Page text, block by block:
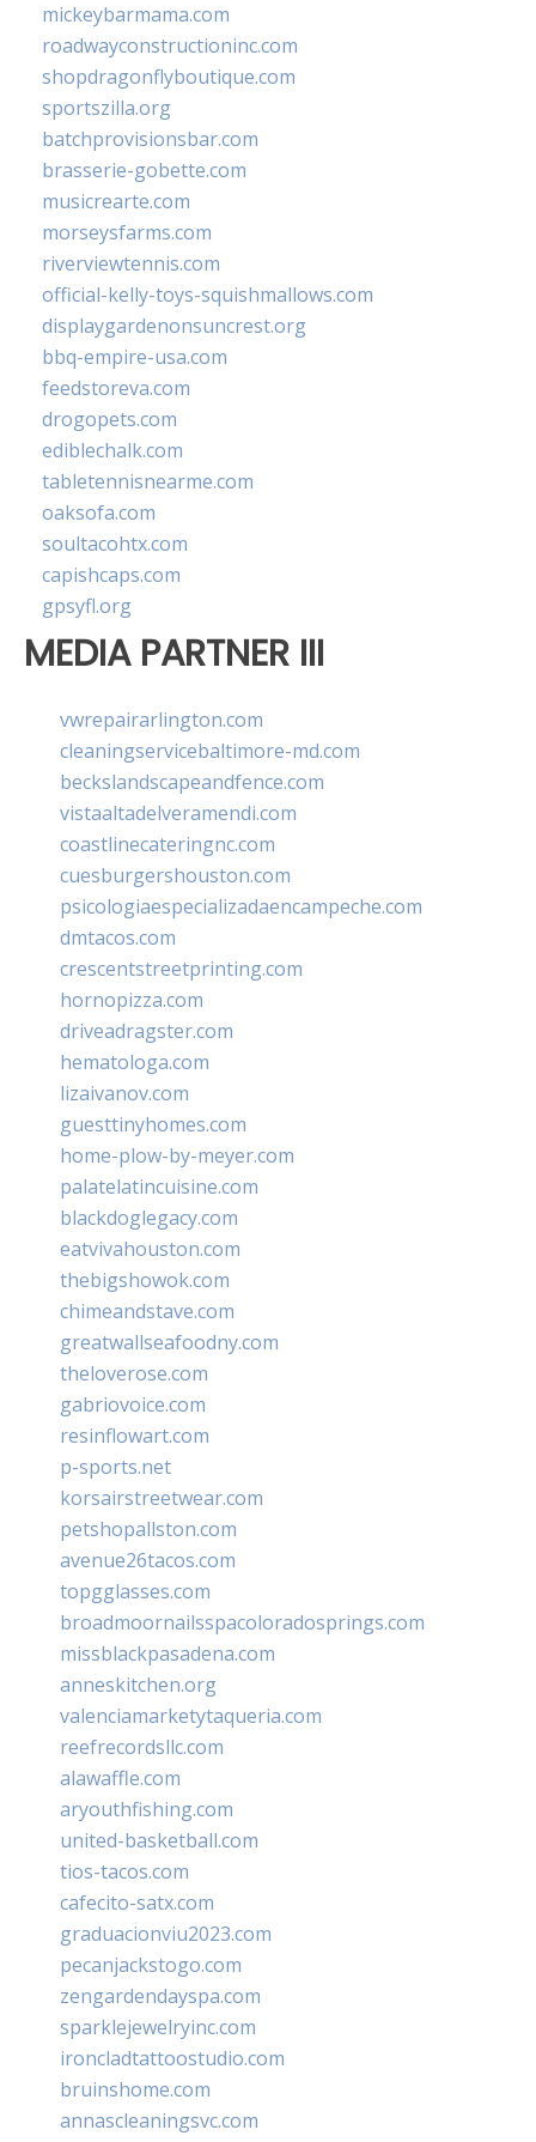
mickeybarmama.com
roadwayconstructioninc.com
shopdragonflyboutique.com
sportszilla.org
batchprovisionsbar.com
brasserie-gobette.com
musicrearte.com
morseysfarms.com
riverviewtennis.com
official-kelly-toys-squishmallows.com
displaygardenonsuncrest.org
bbq-empire-usa.com
feedstoreva.com
drogopets.com
ediblechalk.com
tabletennisnearme.com
oaksofa.com
soultacohtx.com
capishcaps.com
gpsyfl.org
MEDIA PARTNER III
vwrepairarlington.com
cleaningservicebaltimore-md.com
beckslandscapeandfence.com
vistaaltadelveramendi.com
coastlinecateringnc.com
cuesburgershouston.com
psicologiaespecializadaencampeche.com
dmtacos.com
crescentstreetprinting.com
hornopizza.com
driveadragster.com
hematologa.com
lizaivanov.com
guesttinyhomes.com
home-plow-by-meyer.com
palatelatincuisine.com
blackdoglegacy.com
eatvivahouston.com
thebigshowok.com
chimeandstave.com
greatwallseafoodny.com
theloverose.com
gabriovoice.com
resinflowart.com
p-sports.net
korsairstreetwear.com
petshopallston.com
avenue26tacos.com
topgglasses.com
broadmoornailsspacoloradosprings.com
missblackpasadena.com
anneskitchen.org
valenciamarketytaqueria.com
reefrecordsllc.com
alawaffle.com
aryouthfishing.com
united-basketball.com
tios-tacos.com
cafecito-satx.com
graduacionviu2023.com
pecanjackstogo.com
zengardendayspa.com
sparklejewelryinc.com
ironcladtattoostudio.com
bruinshome.com
annascleaningsvc.com